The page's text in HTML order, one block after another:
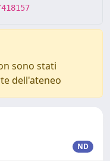
sono stati
dell'ateneo
ND